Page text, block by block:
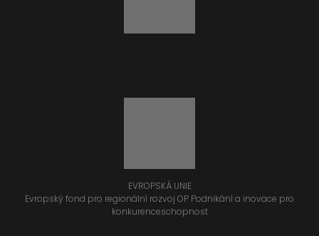
EVROPSKÁ UNIE
Evropský fond pro regionální rozvoj OP Podnikání a inovace pro
konkurenceschopnost